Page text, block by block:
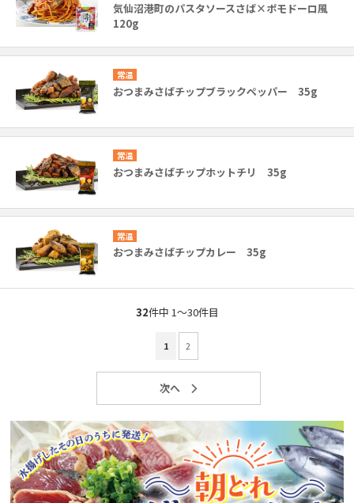
気仙沼港町のパスタソースさば×ポモドーロ風
120g
常温
おつまみさばチップブラックペッパー 35g
常温
おつまみさばチップホットチリ 35g
常温
おつまみさばチップカレー 35g
32件中 1〜30件目
1 2